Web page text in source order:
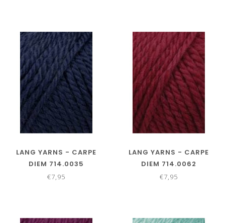
LANG YARNS - CARPE
DIEM 714.0035
€7,95
LANG YARNS - CARPE
DIEM 714.0062
€7,95